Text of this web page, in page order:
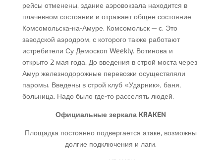
рейсы отменены, здание аэровокзала находится в
плачевном состоянии и отражает общее состояние
Комсомольска-на-Амуре. Комсомольск — с. Это
заводской аэродром, с которого также работают
истребители Су Демоскоп Weekly. Вотинова и
открыто 2 мая года. До введения в строй моста через
Амур железнодорожные перевозки осуществляли
паромы. Введены в строй клуб «Ударник», баня,
больница. Надо было где-то расселять людей.
Официальные зеркала KRAKEN
Площадка постоянно подвергается атаке, возможны
долгие подключения и лаги.